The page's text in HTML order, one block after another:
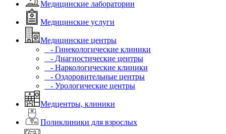
Медицинские лаборатории
Медицинские услуги
Медицинские центры
- Гинекологические клиники
- Диагностические центры
- Наркологические клиники
- Оздоровительные центры
- Урологические центры
Медцентры, клиники
Поликлиники для взрослых